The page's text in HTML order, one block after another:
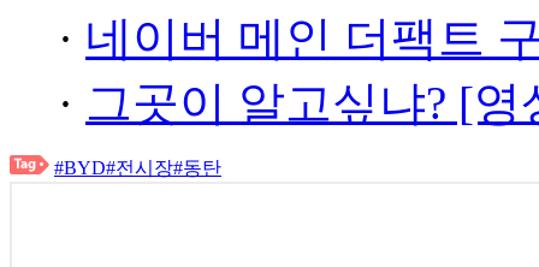
· 네이버 메인 더팩트
· 그곳이 알고싶냐? [
#BYD#전시장#동탄